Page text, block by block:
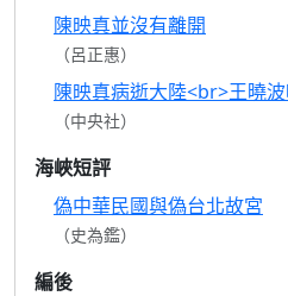
陳映真並沒有離開
（呂正惠）
陳映真病逝大陸<br>王曉
（中央社）
海峽短評
偽中華民國與偽台北故宮
（史為鑑）
編後